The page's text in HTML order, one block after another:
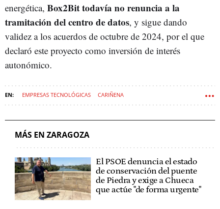
energética, Box2Bit todavía no renuncia a la
tramitación del centro de datos, y sigue dando
validez a los acuerdos de octubre de 2024, por el que
declaró este proyecto como inversión de interés
autonómico.
EMPRESAS TECNOLÓGICAS CARIÑENA
MÁS EN ZARAGOZA
El PSOE denuncia el estado
de conservación del puente
de Piedra y exige a Chueca
que actúe "de forma urgente"